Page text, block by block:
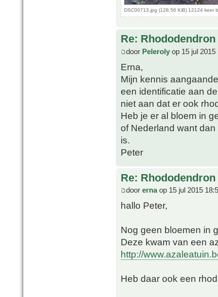
DSC00713.jpg (128.56 KiB) 12124 keer
Re:
door Peleroly op 15 jul 2015
Erna,
Mijn kennis
een identificatie aan
niet aan dat er ook
Heb je er al bloem in
of Nederland want
is.
Peter
Re:
door ernaop 15 jul 2015
hallo Peter,
Nog geen bloemen in
Deze kwam van een
http://
Heb daar ook een